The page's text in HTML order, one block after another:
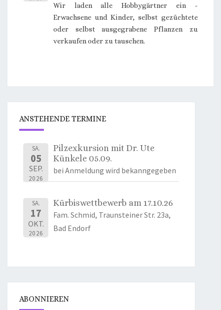
Wir laden alle Hobbygärtner ein -
Erwachsene und Kinder, selbst gezüchtete
oder selbst ausgegrabene Pflanzen zu
verkaufen oder zu tauschen.
ANSTEHENDE TERMINE
SA.
05
SEP.
2026
Pilzexkursion mit Dr. Ute
Künkele 05.09.
bei Anmeldung wird bekanngegeben
SA.
17
OKT.
2026
Kürbiswettbewerb am 17.10.26
Fam. Schmid, Traunsteiner Str. 23a,
Bad Endorf
ABONNIEREN